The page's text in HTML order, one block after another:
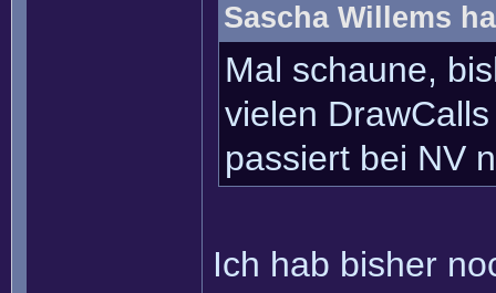
Sascha Willems
Mal schaune,
vielen
passiert bei NV
Ich hab bisher